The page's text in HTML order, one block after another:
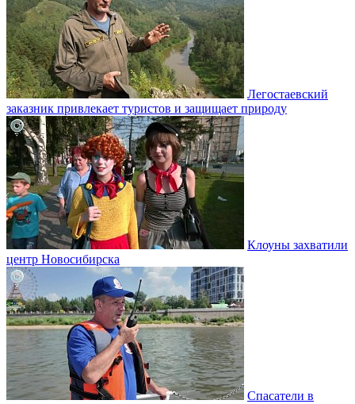
Легостаевский
заказник привлекает туристов и защищает природу
Клоуны захватили
центр Новосибирска
Спасатели в